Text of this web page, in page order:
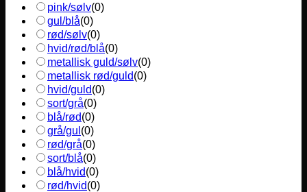
pink/sølv(0)
gul/blå(0)
rød/sølv(0)
hvid/rød/blå(0)
metallisk guld/sølv(0)
metallisk rød/guld(0)
hvid/guld(0)
sort/grå(0)
blå/rød(0)
grå/gul (0)
rød/grå(0)
sort/blå(0)
blå/hvid(0)
rød/hvid(0)